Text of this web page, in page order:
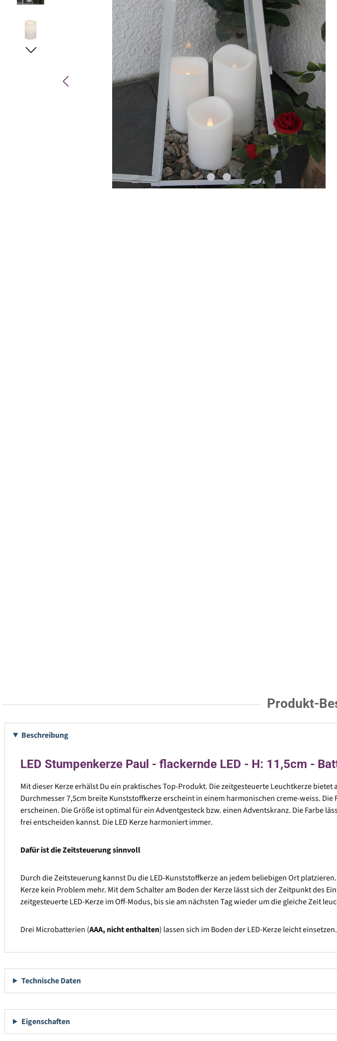
Produkt-
Beschreibung
LED Stumpenkerze Paul - flackernde LED - H: 11,5cm -
Mit dieser Kerze erhälst Du ein praktisches Top-Produkt. Die zeitgesteuerte Leuchtkerze
Durchmesser 7,5cm breite Kunststoffkerze erscheint in einem harmonischen creme-weiss.
erscheinen. Die Größe ist optimal für ein Adventgesteck bzw. einen Adventskranz. Die Farbe
frei entscheiden kannst. Die LED Kerze harmoniert immer.
Dafür ist die Zeitsteuerung sinnvoll
Durch die Zeitsteuerung kannst Du die LED-Kunststoffkerze an jedem beliebigen Ort
Kerze kein Problem mehr. Mit dem Schalter am Boden der Kerze lässt sich der Zeitpunkt des
zeitgesteuerte LED-Kerze im Off-Modus, bis sie am nächsten Tag wieder um die gleiche Zeit
Drei Microbatterien (AAA, nicht enthalten) lassen sich im Boden der LED-Kerze leicht einsetzen.
Technische Daten
Eigenschaften